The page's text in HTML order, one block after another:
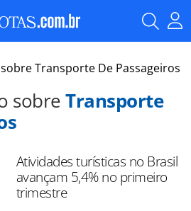
Transporte De Passageiros
sobreTransporte
Atividades turísticas no Brasil
avançam 5,4% no primeiro
trimestre